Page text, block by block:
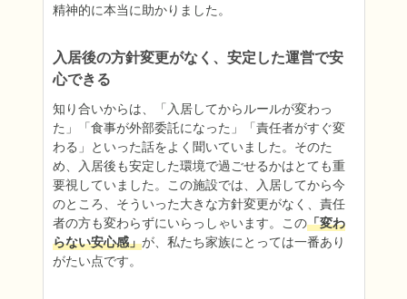
精神的に本当に助かりました。
入居後の方針変更がなく、安定した運営で安
心できる
知り合いからは、「入居してからルールが変わっ
た」「食事が外部委託になった」「責任者がすぐ変
わる」といった話をよく聞いていました。そのた
め、入居後も安定した環境で過ごせるかはとても重
要視していました。この施設では、入居してから今
のところ、そういった大きな方針変更がなく、責任
者の方も変わらずにいらっしゃいます。この「変わ
らない安心感」が、私たち家族にとっては一番あり
がたい点です。